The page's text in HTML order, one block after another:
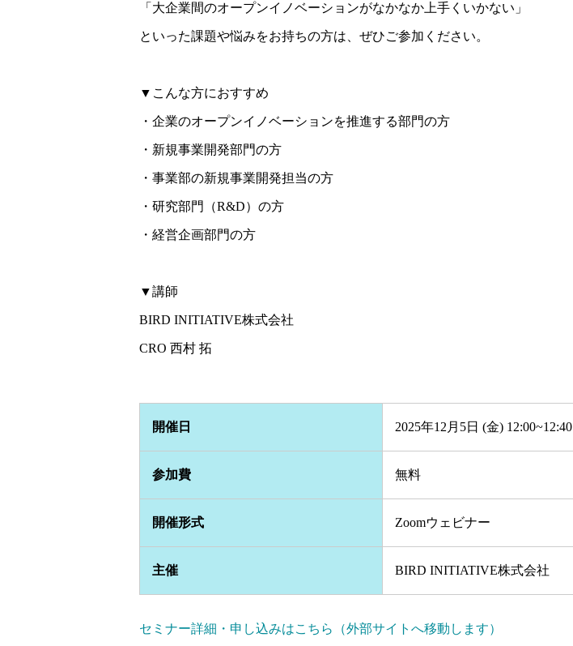
「大企業間のオープンイノベーションがなかなか上手くいかない」
といった課題や悩みをお持ちの方は、ぜひご参加ください。
▼こんな方におすすめ
・企業のオープンイノベーションを推進する部門の方
・新規事業開発部門の方
・事業部の新規事業開発担当の方
・研究部門（R&D）の方
・経営企画部門の方
▼講師
BIRD INITIATIVE株式会社
CRO 西村 拓
開催日 2025年12月5日 (金) 12:00~12:40
参加費 無料
開催形式 Zoomウェビナー
主催 BIRD INITIATIVE株式会社
セミナー詳細・申し込みはこちら（外部サイトへ移動します）